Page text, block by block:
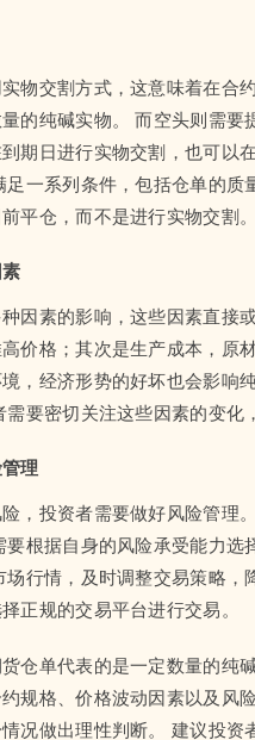
物交割方式，这意味着在合
的纯碱实物。 而空头则需
期日进行实物交割，也可以
一系列条件，包括仓单的
平仓，而不是进行实物交割。
因素的影响，这些因素直接
价格；其次是生产成本，原
，经济形势的好坏也会影响
要密切关注这些因素的变化
理
，投资者需要做好风险管理
要根据自身的风险承受能力
行情，及时调整交易策略
正规的交易平台进行交易。
仓单代表的是一定数量的纯
规格、价格波动因素以及风
况做出理性判断。 建议投